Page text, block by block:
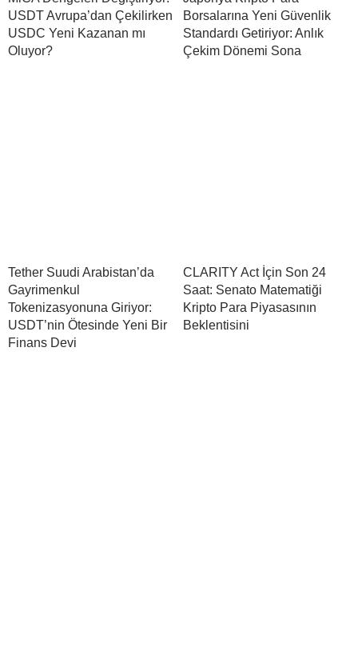
USDT Avrupa’dan Çekilirken
USDC Yeni Kazanan mı
Oluyor?
Borsalarına Yeni Güvenlik
Standardı Getiriyor: Anlık
Çekim Dönemi Sona
Tether Suudi Arabistan’da
Gayrimenkul
Tokenizasyonuna Giriyor:
USDT’nin Ötesinde Yeni Bir
Finans Devi
CLARITY Act İçin Son 24
Saat: Senato Matematiği
Kripto Para Piyasasının
Beklentisini